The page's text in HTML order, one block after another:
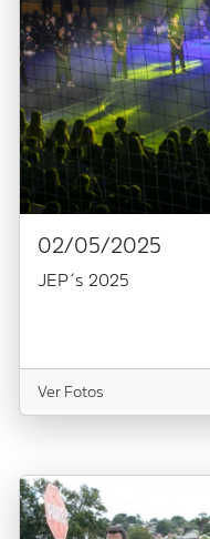
02/05/2025
JEP´s 2025
Ver Fotos